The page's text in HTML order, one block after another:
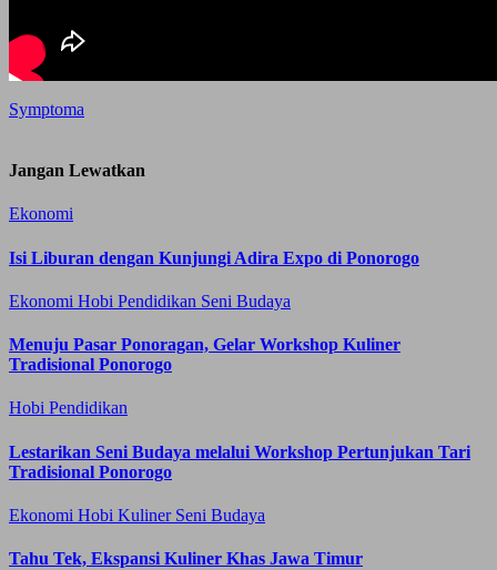
Symptoma
Jangan Lewatkan
Ekonomi
Isi Liburan dengan Kunjungi Adira Expo di Ponorogo
Ekonomi Hobi Pendidikan Seni Budaya
Menuju Pasar Ponoragan, Gelar Workshop Kuliner
Tradisional Ponorogo
Hobi Pendidikan
Lestarikan Seni Budaya melalui Workshop Pertunjukan Tari
Tradisional Ponorogo
Ekonomi Hobi Kuliner Seni Budaya
Tahu Tek, Ekspansi Kuliner Khas Jawa Timur